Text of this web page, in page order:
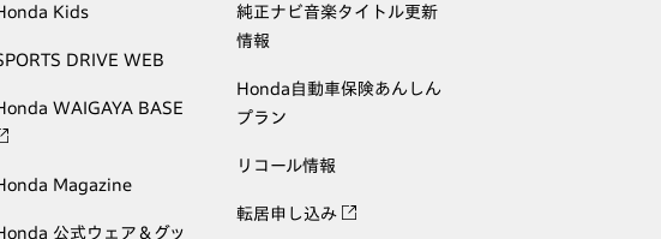
Kids
DRIVE WEB
WAIGAYA BASE
Magazine
公式ウェア＆グッ
純正ナビ音楽タイトル更新
情報
Honda自動車保険あんしん
プラン
リコール情報
転居申し込み